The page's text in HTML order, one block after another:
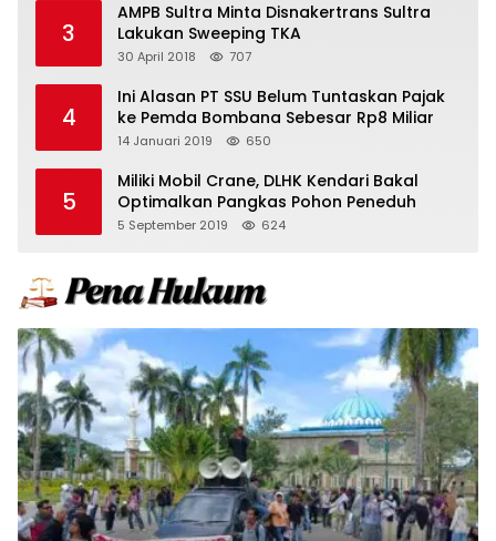
3
AMPB Sultra Minta Disnakertrans Sultra
Lakukan Sweeping TKA
30 April 2018 707
4
Ini Alasan PT SSU Belum Tuntaskan Pajak
ke Pemda Bombana Sebesar Rp8 Miliar
14 Januari 2019 650
5
Miliki Mobil Crane, DLHK Kendari Bakal
Optimalkan Pangkas Pohon Peneduh
5 September 2019 624